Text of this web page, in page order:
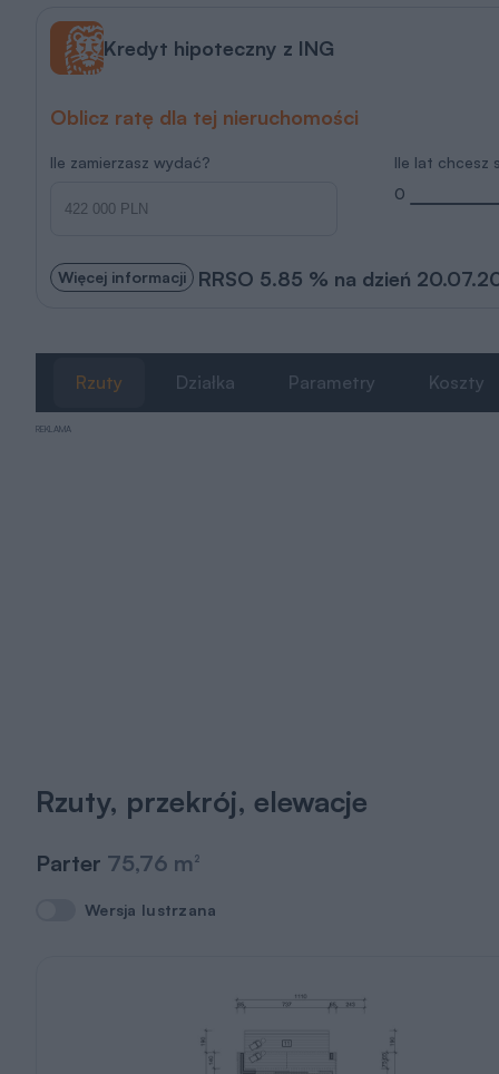
Kredyt hipoteczny z ING
Oblicz ratę dla tej nieruchomości
Ile zamierzasz wydać?
Ile lat chcesz
0
Więcej informacji RRSO 5.85 % na dzień
Rzuty Działka Parametry Koszty
REKLAMA
Rzuty, przekrój, elewacje
Parter 75,76 m 2
Wersja lustrzana
Wersja lustrzana